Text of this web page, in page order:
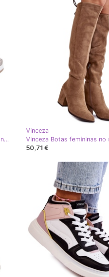
Vinceza Alpercatas femininas de couro na plataforma multicolor Chorisa multicolorido
Vinceza
50,71 €